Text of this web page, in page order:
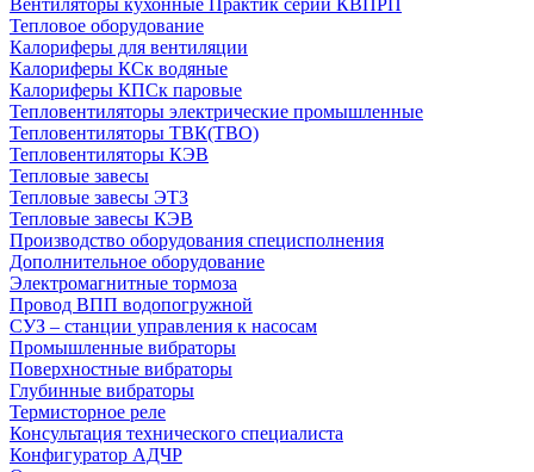
Вентиляторы кухонные Практик серии КВПРП
Тепловое оборудование
Калориферы для вентиляции
Калориферы КСк водяные
Калориферы КПСк паровые
Тепловентиляторы электрические промышленные
Тепловентиляторы ТВК(ТВО)
Тепловентиляторы КЭВ
Тепловые завесы
Тепловые завесы ЭТЗ
Тепловые завесы КЭВ
Производство оборудования специсполнения
Дополнительное оборудование
Электромагнитные тормоза
Провод ВПП водопогружной
СУЗ – станции управления к насосам
Промышленные вибраторы
Поверхностные вибраторы
Глубинные вибраторы
Термисторное реле
Консультация технического специалиста
Конфигуратор АДЧР